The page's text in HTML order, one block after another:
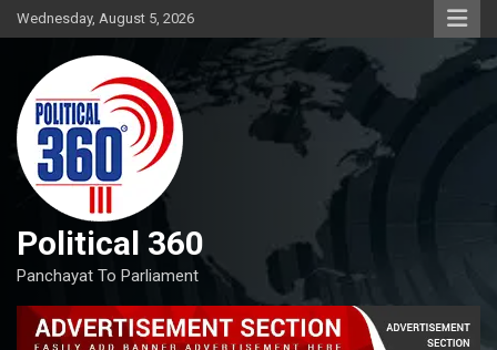
Skip
to
Wednesday, August 5, 2026
Political 360
Panchayat To Parliament